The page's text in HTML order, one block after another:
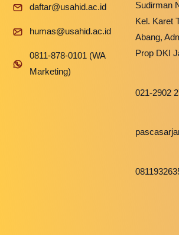
daftar@usahid.ac.id
humas@usahid.ac.id
0811-878-0101 (WA
Marketing)
Sudirman
Kel. Karet
Abang,
Prop DKI
021-2902